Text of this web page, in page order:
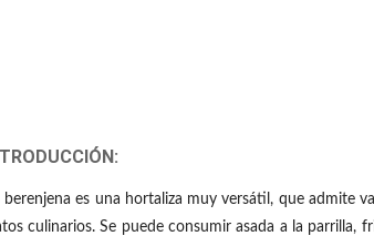
berenjena es una hortaliza muy versátil, que admite
culinarios. Se puede consumir asada a la parrilla,